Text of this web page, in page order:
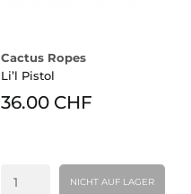
Cactus Ropes
Li’l Pistol
36.00 CHF
NICHT AUF LAGER